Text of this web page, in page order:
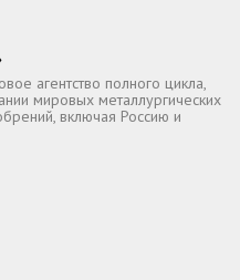
агентство полного цикла,
мировых металлургических
включая Россию и